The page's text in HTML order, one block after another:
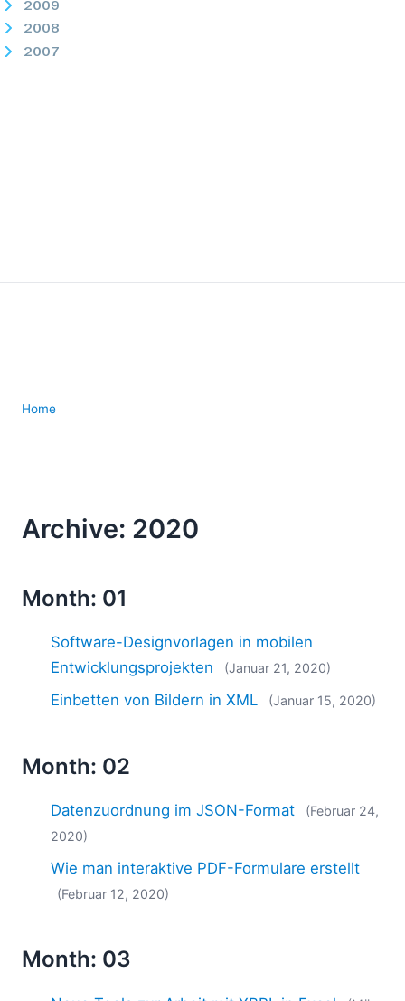
2009
2008
2007
Home
Archive: 2020
Month: 01
Software-Designvorlagen in mobilen
Entwicklungsprojekten
(Januar 21, 2020)
Einbetten von Bildern in XML (Januar 15, 2020)
Month: 02
Datenzuordnung im JSON-Format
(Februar 24,
2020)
Wie man interaktive PDF-Formulare erstellt
(Februar 12, 2020)
Month: 03